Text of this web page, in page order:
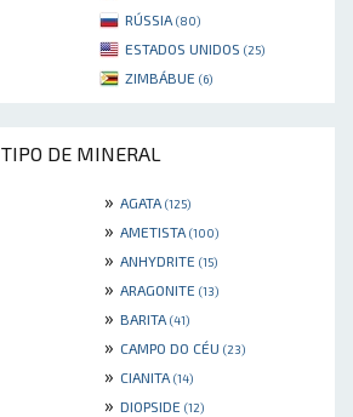
RÚSSIA (80)
ESTADOS UNIDOS (25)
ZIMBÁBUE (6)
TIPO DE MINERAL
» AGATA (125)
» AMETISTA (100)
» ANHYDRITE (15)
» ARAGONITE (13)
» BARITA (41)
» CAMPO DO CÉU (23)
» CIANITA (14)
» DIOPSIDE (12)